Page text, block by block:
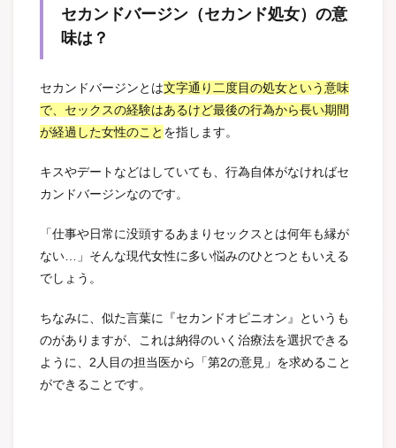
セカンドバージン（セカンド処女）の意
味は？
セカンドバージンとは文字通り二度目の処女という意味
で、セックスの経験はあるけど最後の行為から長い期間
が経過した女性のこと を指します。
キスやデートなどはしていても、行為自体がなければセ
カンドバージンなのです。
「仕事や日常に没頭するあまりセックスとは何年も縁が
ない…」そんな現代女性に多い悩みのひとつともいえる
でしょう。
ちなみに、似た言葉に『セカンドオピニオン』というも
のがありますが、これは納得のいく治療法を選択できる
ように、2人目の担当医から「第2の意見」を求めること
ができることです。